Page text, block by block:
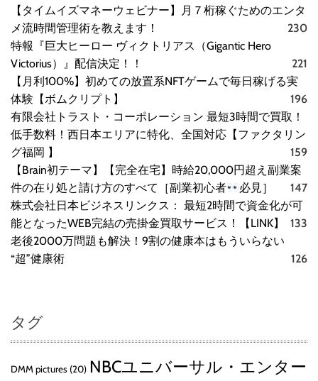
【タイムイズマネーウェビナー】月７桁稼ぐためのエンタ
メ流時間管理術を教えます！
230
特報『巨大ヒーロー ヴィクトリアス（Gigantic Hero
Victorius）』配信決定！！
221
【月利100%】初めての放置系NFTゲームで毎日稼げる実
体験【ボムクリプト】
196
有限会社トラスト・コーポレーション 最短3時間で買取！
低手数料！西日本エリアに特化、全国対応【ファクタリン
グ福岡 】
159
【Brain初テーマ】【完全在宅】時給20,000円超え副業案
件の在り処と請け方のすべて［副業初心者
必見］
147
株式会社日本ビジネスリンクス： 最短2時間で資金化が可
能となったWEB完結の売掛金買取サービス！【LINK】
133
老後2000万問題も解決！9割の健康本はもういらない
“超”健康術
126
タグ
DMM pictures (20) NBCユニバーサル・エンター